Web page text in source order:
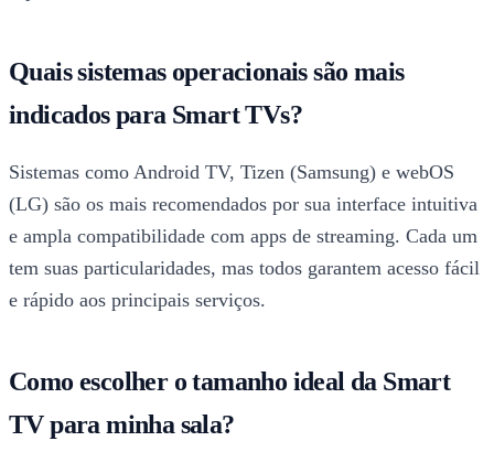
Quais sistemas operacionais são mais
indicados para Smart TVs?
Sistemas como Android TV, Tizen (Samsung) e webOS
(LG) são os mais recomendados por sua interface intuitiva
e ampla compatibilidade com apps de streaming. Cada um
tem suas particularidades, mas todos garantem acesso fácil
e rápido aos principais serviços.
Como escolher o tamanho ideal da Smart
TV para minha sala?